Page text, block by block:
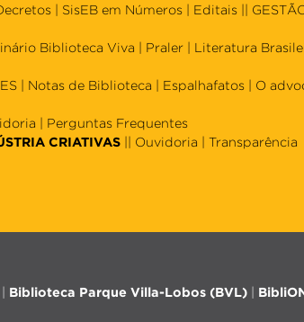
| SisEB em Números | Editais ||
Biblioteca Viva | Praler | Literatura
| Notas de Biblioteca | Espalhafatos | O
| Perguntas Frequentes
CRIATIVAS || Ouvidoria | Transparência
| Biblioteca Parque Villa-Lobos (BVL) |